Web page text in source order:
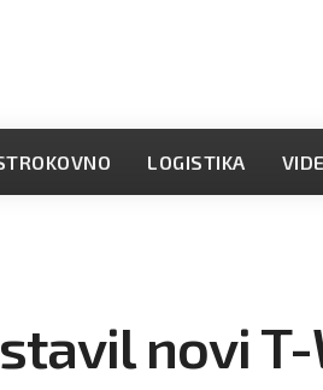
LOGISTIKA
novi